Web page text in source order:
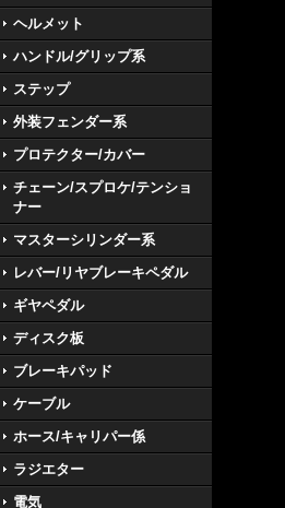
ヘルメット
ハンドル/グリップ系
ステップ
外装フェンダー系
プロテクター/カバー
チェーン/スプロケ/テンショ
ナー
マスターシリンダー系
レバー/リヤブレーキペダル
ギヤペダル
ディスク板
ブレーキパッド
ケーブル
ホース/キャリパー係
ラジエター
電気